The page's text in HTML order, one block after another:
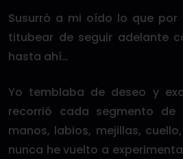
Susurró a mi oído lo que por
titubear de seguir adelante
hasta ahí…
Yo temblaba de deseo y
recorrió cada segmento
manos, labios, mejillas,
nunca he vuelto a